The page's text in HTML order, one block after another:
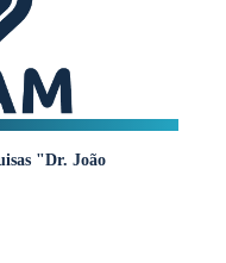
"Dr. João